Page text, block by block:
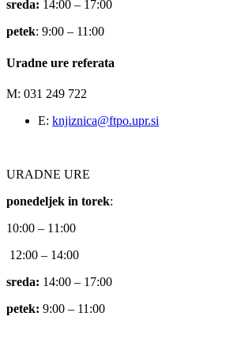
sreda: 14:00 – 17:00
petek: 9:00 – 11:00
Uradne ure referata
M: 031 249 722
E: knjiznica@ftpo.upr.si
URADNE URE
ponedeljek in torek:
10:00 – 11:00
12:00 – 14:00
sreda: 14:00 – 17:00
petek: 9:00 – 11:00